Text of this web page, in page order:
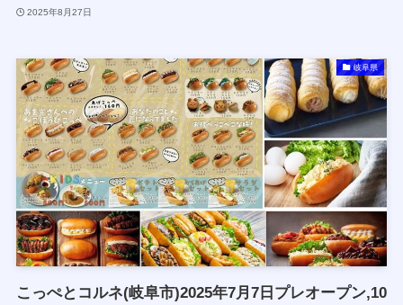
2025年8月27日
岐阜県
こっぺとコルネ(岐阜市)2025年7月7日プレオープン,10